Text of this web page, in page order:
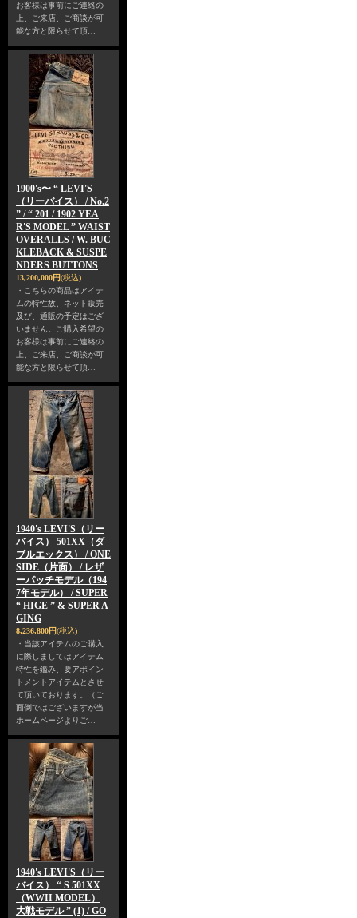
お客様は事前にご連絡の
上、ご来店、ご商談が可
能な方と限らせて頂…
1900's〜 “ LEVI'S
（リーバイス） / No.2
” / “ 201 / 1902 YEA
R'S MODEL ” WAIST
OVERALLS / W. BUC
KLEBACK & SUSPE
NDERS BUTTONS
13,200,000円(税込)
・こちらの商品はアイテ
ムの特性故、ネット販売
及び、通販の予定はござ
いません。ご購入希望の
お客様は事前にご連絡の
上、ご来店、ご商談が可
能な方と限らせて頂…
1940's LEVI'S（リー
バイス） 501XX（ダ
ブルエックス） / ONE
SIDE（片面） / レザ
ーパッチモデル（194
7年モデル） / SUPER
“ HIGE ” & SUPER A
GING
8,236,800円(税込)
・当該アイテムのご購入
に際しましてはアイテム
特性を鑑み、要アポイン
トメントアイテムとさせ
て頂いております。（ご
面倒ではございますが当
ホームページよりご…
1940's LEVI'S（リー
バイス） “ S 501XX
（WWII MODEL）
大戦モデル ” (1) / GO